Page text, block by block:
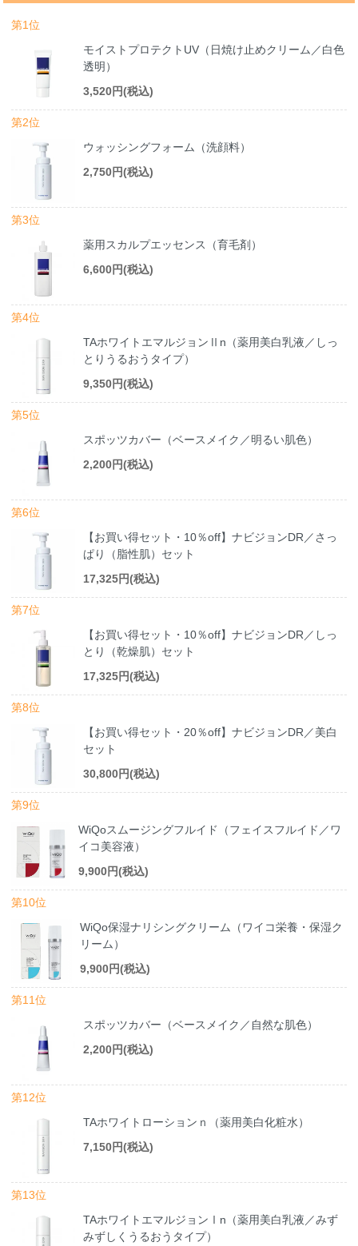
第1位
モイストプロテクトUV（日焼け止めクリーム／白色
透明）
3,520円(税込)
第2位
ウォッシングフォーム（洗顔料）
2,750円(税込)
第3位
薬用スカルプエッセンス（育毛剤）
6,600円(税込)
第4位
TAホワイトエマルジョンⅡn（薬用美白乳液／しっ
とりうるおうタイプ）
9,350円(税込)
第5位
スポッツカバー（ベースメイク／明るい肌色）
2,200円(税込)
第6位
【お買い得セット・10％off】ナビジョンDR／さっ
ぱり（脂性肌）セット
17,325円(税込)
第7位
【お買い得セット・10％off】ナビジョンDR／しっ
とり（乾燥肌）セット
17,325円(税込)
第8位
【お買い得セット・20％off】ナビジョンDR／美白
セット
30,800円(税込)
第9位
WiQoスムージングフルイド（フェイスフルイド／ワ
イコ美容液）
9,900円(税込)
第10位
WiQo保湿ナリシングクリーム（ワイコ栄養・保湿ク
リーム）
9,900円(税込)
第11位
スポッツカバー（ベースメイク／自然な肌色）
2,200円(税込)
第12位
TAホワイトローションｎ（薬用美白化粧水）
7,150円(税込)
第13位
TAホワイトエマルジョンⅠn（薬用美白乳液／みず
みずしくうるおうタイプ）